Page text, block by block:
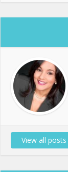
View all posts